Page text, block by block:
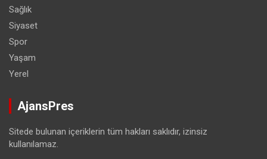
Sağlık
Siyaset
Spor
Yaşam
Yerel
AjansPres
Sitede bulunan içeriklerin tüm hakları saklıdır, izinsiz
kullanılamaz.